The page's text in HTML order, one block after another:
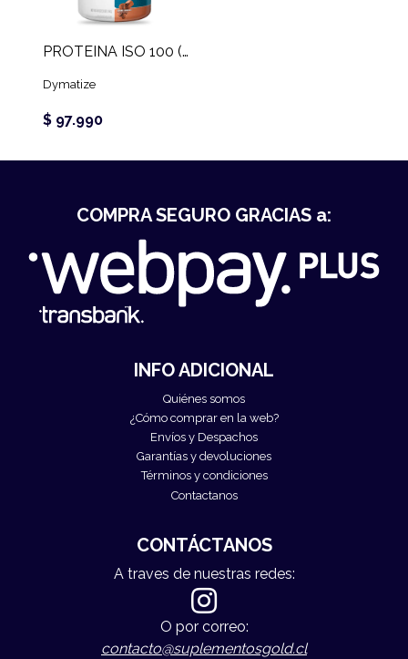
PROTEINA ISO 100 (3 LB)
Dymatize
$ 97.990
INFO ADICIONAL
Quiénes somos
¿Cómo comprar en la web?
Envíos y Despachos
Garantías y devoluciones
Términos y condiciones
Contactanos
COMPRA SEGURO GRACIAS a:
CONTÁCTANOS
A traves de nuestras redes:
O por correo:
contacto@suplementosgold.cl